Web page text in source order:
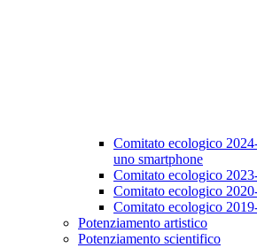
Comitato ecologico
uno smartphone
Comitato ecologico
Comitato ecologico
Comitato ecologico
Potenziamento artistico
Potenziamento scientifico